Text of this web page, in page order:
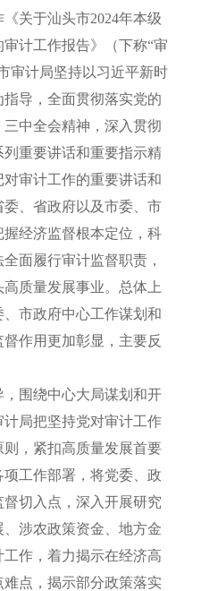
关于汕头市2024年本级
计工作报告》（下称“审
审计局坚持以习近平新时
导，全面贯彻落实党的
中全会精神，深入贯彻
重要讲话和重要指示精
审计工作的重要讲话和
、省政府以及市委、市
经济监督根本定位，科
面履行审计监督职责，
质量发展事业。总体上
市政府中心工作谋划和
作用更加彰显，主要反
围绕中心大局谋划和开
局把坚持党对审计工作
，紧扣高质量发展首要
工作部署，将党委、政
切入点，深入开展研究
涉农政策资金、地方金
作，着力揭示在经济高
点，揭示部分政策落实